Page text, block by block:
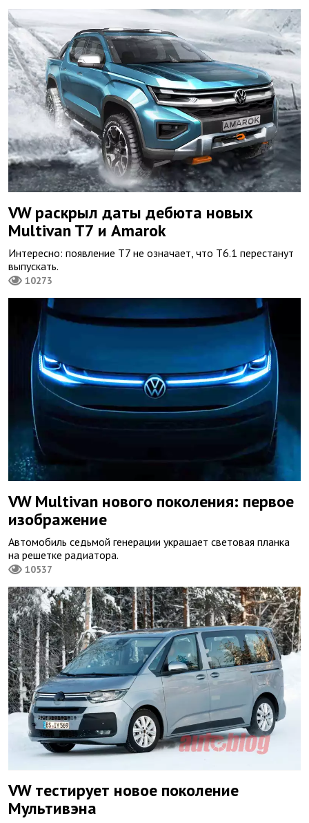
VW раскрыл даты дебюта новых
Multivan T7 и Amarok
Интересно: появление T7 не означает, что T6.1 перестанут
выпускать.
10273
VW Multivan нового поколения: первое
изображение
Автомобиль седьмой генерации украшает световая планка
на решетке радиатора.
10537
VW тестирует новое поколение
Мультивэна